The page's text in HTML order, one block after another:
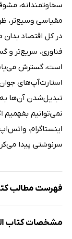
سخاوتمندانه،
مقیاسی وسیع‌تر،
در کل اقتصاد
فناوری، سریع‌تر و
است، گسترش
استارت‌آپ‌های
تبدیل‌شدن آن‌ها به
نمی‌توانیم بفهمیم
اینستاگرام،
سرنوشتی پیدا
فهرست مطالب
مشخصات کتاب